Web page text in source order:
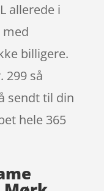
allerede i
med
billigere.
299 så
sendt til din
hele 365